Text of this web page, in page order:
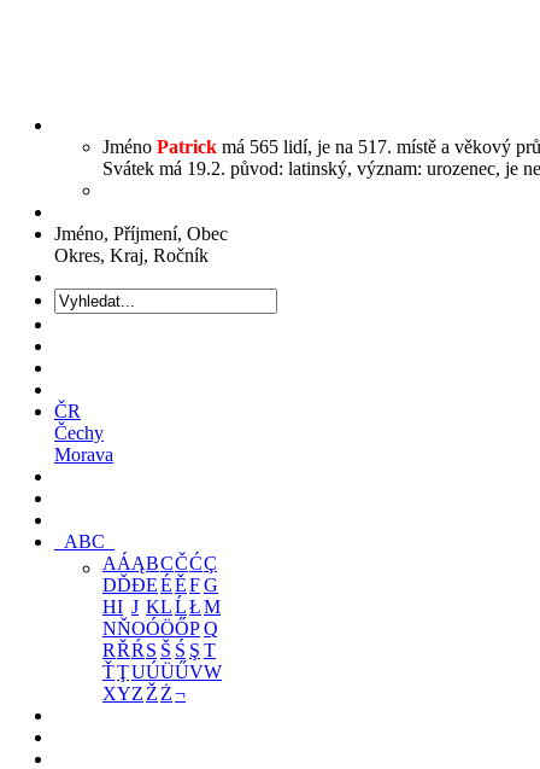
Jméno Patrick má 565 lidí, je na 517. místě a věkový
Svátek má 19.2. původ: latinský, význam: urozenec, je
Jméno, Příjmení, Obec
Okres, Kraj, Ročník
ČR
Čechy
Morava
ABC
AÁĄBCČĆÇ
DĎĐEÉĚFG
HI J KLĹŁM
NŇOÓÖŐPQ
RŘŔ S Š Ś Ş T
ŤŢUÚÜŰVW
XYZ Ž Ż¬